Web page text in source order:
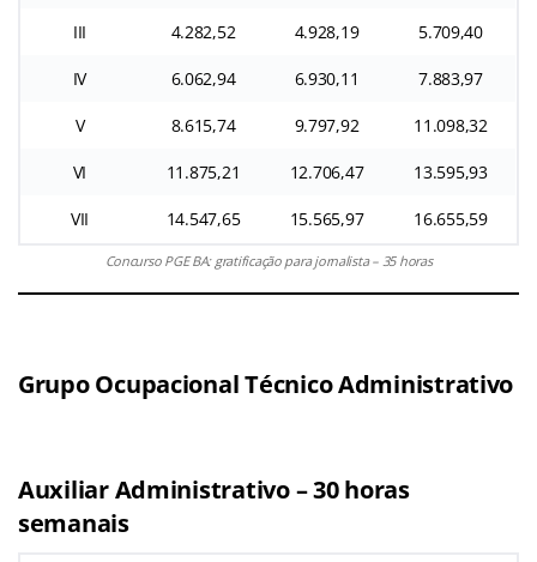
III 4.282,52 4.928,19 5.709,40
IV 6.062,94 6.930,11 7.883,97
V 8.615,74 9.797,92 11.098,32
VI 11.875,21 12.706,47 13.595,93
VII 14.547,65 15.565,97 16.655,59
Concurso PGE BA: gratificação para jornalista – 35 horas
Grupo Ocupacional Técnico Administrativo
Auxiliar Administrativo – 30 horas
semanais